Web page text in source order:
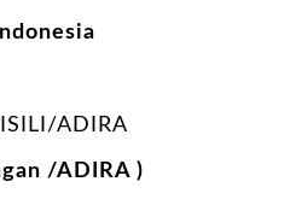
ADIRA
/ADIRA )